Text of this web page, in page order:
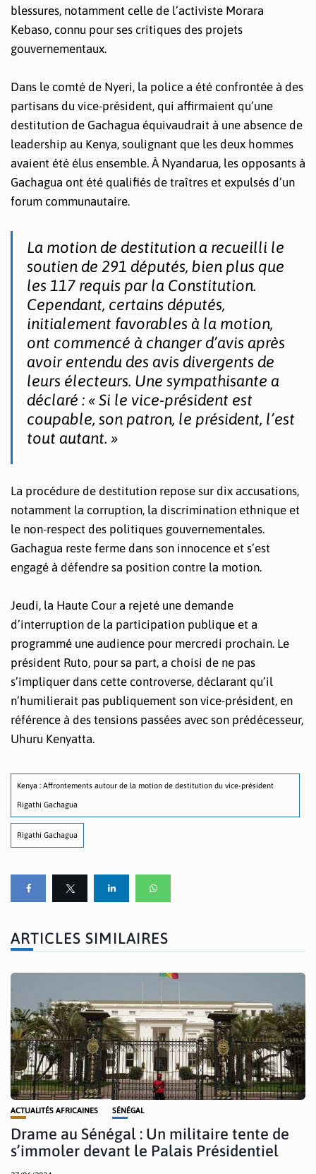
blessures, notamment celle de l’activiste Morara
Kebaso, connu pour ses critiques des projets
gouvernementaux.
Dans le comté de Nyeri, la police a été confrontée à des
partisans du vice-président, qui affirmaient qu’une
destitution de Gachagua équivaudrait à une absence de
leadership au Kenya, soulignant que les deux hommes
avaient été élus ensemble. À Nyandarua, les opposants à
Gachagua ont été qualifiés de traîtres et expulsés d’un
forum communautaire.
La motion de destitution a recueilli le
soutien de 291 députés, bien plus que
les 117 requis par la Constitution.
Cependant, certains députés,
initialement favorables à la motion,
ont commencé à changer d’avis après
avoir entendu des avis divergents de
leurs électeurs. Une sympathisante a
déclaré : « Si le vice-président est
coupable, son patron, le président, l’est
tout autant. »
La procédure de destitution repose sur dix accusations,
notamment la corruption, la discrimination ethnique et
le non-respect des politiques gouvernementales.
Gachagua reste ferme dans son innocence et s’est
engagé à défendre sa position contre la motion.
Jeudi, la Haute Cour a rejeté une demande
d’interruption de la participation publique et a
programmé une audience pour mercredi prochain. Le
président Ruto, pour sa part, a choisi de ne pas
s’impliquer dans cette controverse, déclarant qu’il
n’humilierait pas publiquement son vice-président, en
référence à des tensions passées avec son prédécesseur,
Uhuru Kenyatta.
Kenya : Affrontements autour de la motion de destitution du vice-président
Rigathi Gachagua
Rigathi Gachagua
ARTICLES SIMILAIRES
ACTUALITÉS AFRICAINES SÉNÉGAL
Drame au Sénégal : Un militaire tente de
s’immoler devant le Palais Présidentiel